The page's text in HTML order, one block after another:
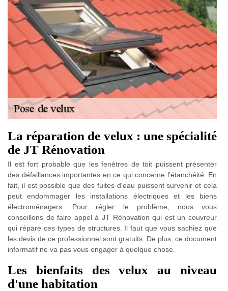
La réparation de velux : une spécialité
de JT Rénovation
Il est fort probable que les fenêtres de toit puissent présenter
des défaillances importantes en ce qui concerne l'étanchéité. En
fait, il est possible que des fuites d'eau puissent survenir et cela
peut endommager les installations électriques et les biens
électroménagers. Pour régler le problème, nous vous
conseillons de faire appel à JT Rénovation qui est un couvreur
qui répare ces types de structures. Il faut que vous sachiez que
les devis de ce professionnel sont gratuits. De plus, ce document
informatif ne va pas vous engager à quelque chose.
Les bienfaits des velux au niveau
d'une habitation